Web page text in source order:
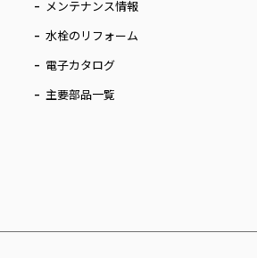
メンテナンス情報
水栓のリフォーム
電子カタログ
主要部品一覧